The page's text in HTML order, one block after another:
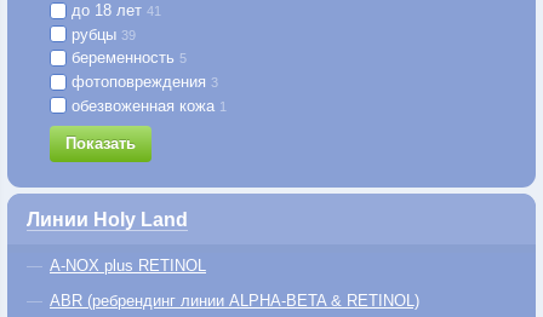
до 18 лет 41
рубцы 39
беременность 5
фотоповреждения 3
обезвоженная кожа 1
Показать
Линии Holy Land
A-NOX plus RETINOL
ABR (ребрендинг линии ALPHA-BETA & RETINOL)